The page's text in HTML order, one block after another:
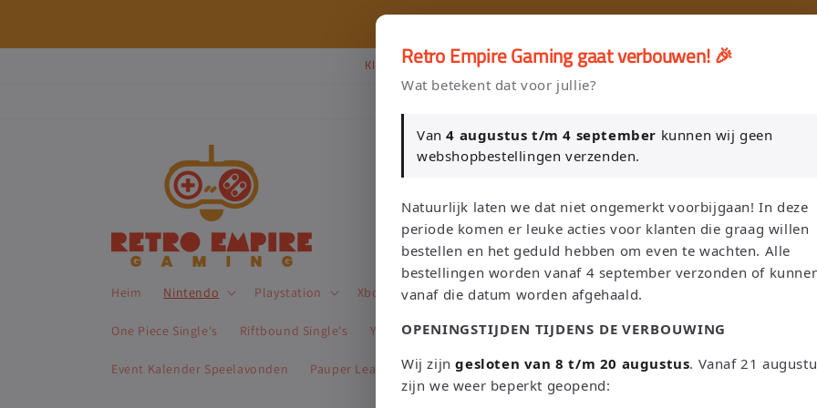
Klik Hier en Verkoop je Game of TCG collectie aan Retro Empire →
Heim Nintendo Playstation Xbox Sega Atari Trading Card Games
One Piece Single's Riftbound Single's Yu-Gi-Oh! Single's Funko Pop! Bordspellen Sale!
Event Kalender Speelavonden Pauper League Leaderboard
L
a
n
d
R
e
g
Niederlande | EUR €
S
p
r
a
h
e
Deutsch Suchen
Retro Empire Gaming gaat verbouwen! 🎉
Wat betekent dat voor jullie?
Van4 augustus t/m 4 september kunnen wij geen
webshopbestellingen verzenden.
Natuurlijk laten we dat niet ongemerkt voorbijgaan! In deze
periode komen er leuke acties voor klanten die graag willen
bestellen en het geduld hebben om even te wachten. Alle
bestellingen worden vanaf 4 september verzonden of
vanaf die datum worden afgehaald.
OPENINGSTIJDEN TIJDENS DE VERBOUWING
Wij zijngesloten van 8 t/m 20 augustus. Vanaf 21
zijn we weer beperkt geopend: